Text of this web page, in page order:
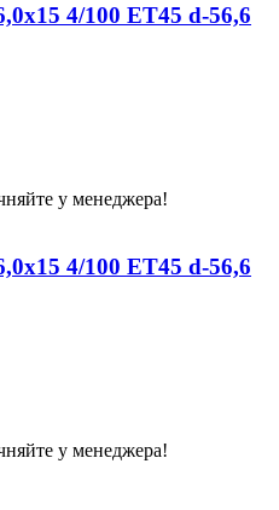
4/100 ET45 d-56,6
у менеджера!
4/100 ET45 d-56,6
у менеджера!